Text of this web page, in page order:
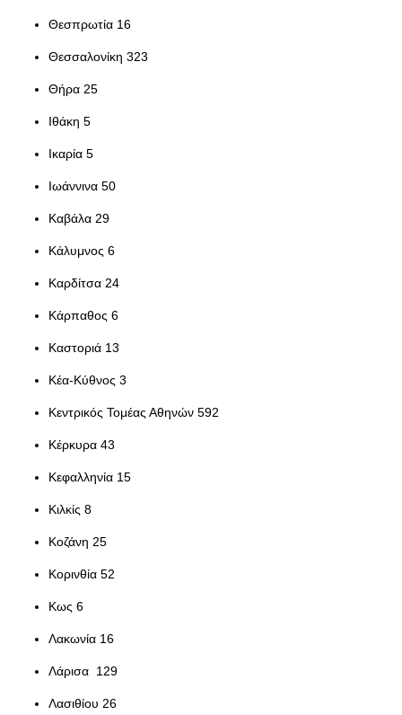
Θεσπρωτία 16
Θεσσαλονίκη 323
Θήρα 25
Ιθάκη 5
Ικαρία 5
Ιωάννινα 50
Καβάλα 29
Κάλυμνος 6
Καρδίτσα 24
Κάρπαθος 6
Καστοριά 13
Κέα-Κύθνος 3
Κεντρικός Τομέας Αθηνών 592
Κέρκυρα 43
Κεφαλληνία 15
Κιλκίς 8
Κοζάνη 25
Κορινθία 52
Κως 6
Λακωνία 16
Λάρισα 129
Λασιθίου 26